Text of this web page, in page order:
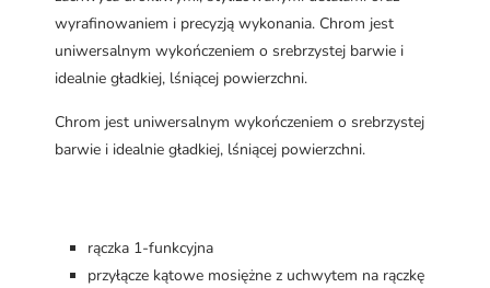
wyrafinowaniem i precyzją wykonania. Chrom jest
uniwersalnym wykończeniem o srebrzystej barwie i
idealnie gładkiej, lśniącej powierzchni.
Chrom jest uniwersalnym wykończeniem o srebrzystej
barwie i idealnie gładkiej, lśniącej powierzchni.
rączka 1-funkcyjna
przyłącze kątowe mosiężne z uchwytem na rączkę